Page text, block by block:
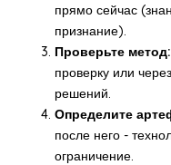
прямо сейчас
признание).
Проверьте метод:
проверку или
решений.
Определите
после него -
ограничение.